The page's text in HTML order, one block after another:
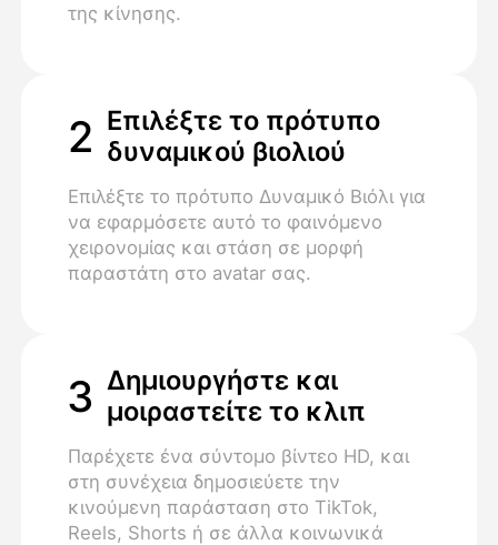
της κίνησης.
2 Επιλέξτε το πρότυπο
δυναμικού βιολιού
Επιλέξτε το πρότυπο Δυναμικό Βιόλι για
να εφαρμόσετε αυτό το φαινόμενο
χειρονομίας και στάση σε μορφή
παραστάτη στο avatar σας.
3 Δημιουργήστε και
μοιραστείτε το κλιπ
Παρέχετε ένα σύντομο βίντεο HD, και
στη συνέχεια δημοσιεύετε την
κινούμενη παράσταση στο TikTok,
Reels, Shorts ή σε άλλα κοινωνικά